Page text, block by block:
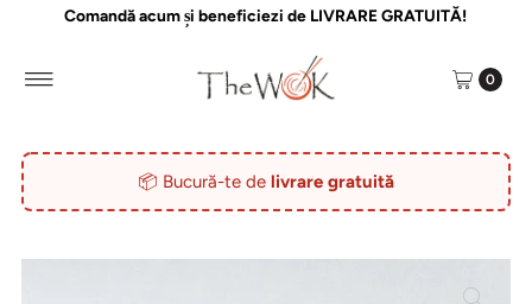
Comandă acum și beneficiezi de LIVRARE GRATUITĂ!
0
📦 Bucură-te de livrare gratuită